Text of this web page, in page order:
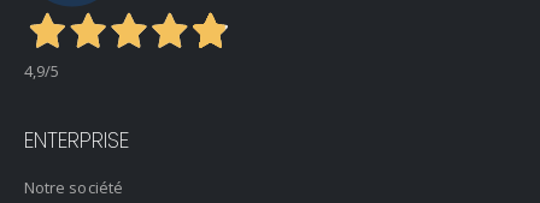
4,9/5
ENTERPRISE
Notre société